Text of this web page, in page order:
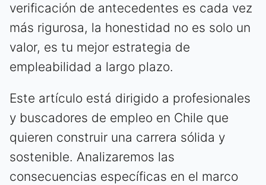
verificación de antecedentes es cada vez
más rigurosa, la honestidad no es solo un
valor, es tu mejor estrategia de
empleabilidad a largo plazo.
Este artículo está dirigido a profesionales
y buscadores de empleo en Chile que
quieren construir una carrera sólida y
sostenible. Analizaremos las
consecuencias específicas en el marco